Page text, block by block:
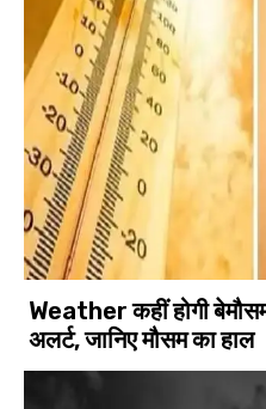
Weather कहीं होगी
अलर्ट, जानिए मौसम का हाल